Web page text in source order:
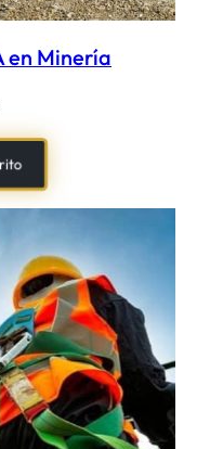
en Minería